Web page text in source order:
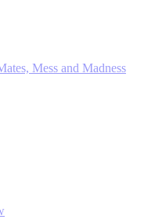
Mess and Madness